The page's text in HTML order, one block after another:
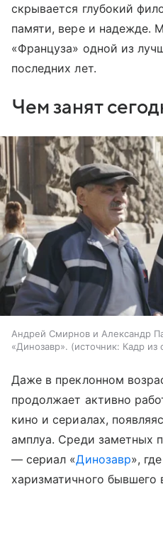
скрывается глубокий
памяти, вере и надежде.
«Француза» одной из
последних лет.
Чем занят
Андрей Смирнов и Александр
«Динозавр».
источник: Кадр из
Даже в преклонном
продолжает активно
кино и сериалах,
амплуа. Среди заметных
— сериал «Динозавр»,
харизматичного бывшего